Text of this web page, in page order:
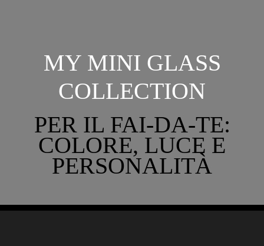
MY MINI GLASS
COLLECTION
PER IL FAI-DA-TE:
COLORE, LUCE E
PERSONALITÀ